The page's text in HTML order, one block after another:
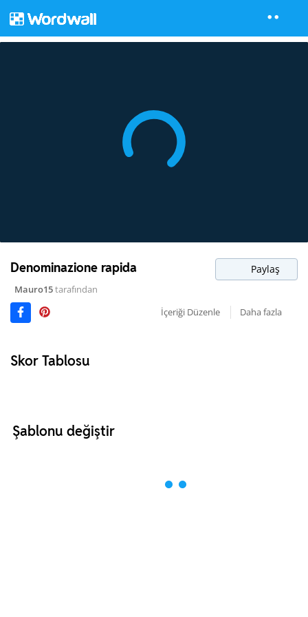
Denominazione rapida Paylaş
Mauro15tarafından
İçeriği Düzenle
Daha fazla
Skor Tablosu
Şablonu değiştir